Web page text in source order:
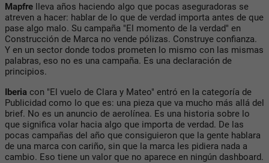
Mapfre lleva años haciendo algo que pocas aseguradoras se
atreven a hacer: hablar de lo que de verdad importa antes de que
pase algo malo. Su campaña "El momento de la verdad" en
Construcción de Marca no vende pólizas. Construye confianza.
Y en un sector donde todos prometen lo mismo con las mismas
palabras, eso no es una campaña. Es una declaración de
principios.
Iberia con "El vuelo de Clara y Mateo" entró en la categoría de
Publicidad como lo que es: una pieza que va mucho más allá del
brief. No es un anuncio de aerolínea. Es una historia sobre lo
que significa volar hacia algo que importa de verdad. De las
pocas campañas del año que consiguieron que la gente hablara
de una marca con cariño, sin que la marca les pidiera nada a
cambio. Eso tiene un valor que no aparece en ningún dashboard.